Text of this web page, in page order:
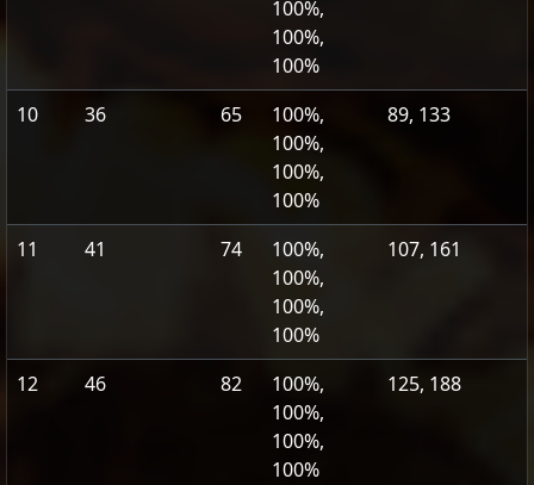
100%,
100%,
100%
10 36 65
100%,
100%,
100%,
100%
89, 133
11 41 74
100%,
100%,
100%,
100%
107, 161
12 46 82
100%,
100%,
100%,
100%
125, 188